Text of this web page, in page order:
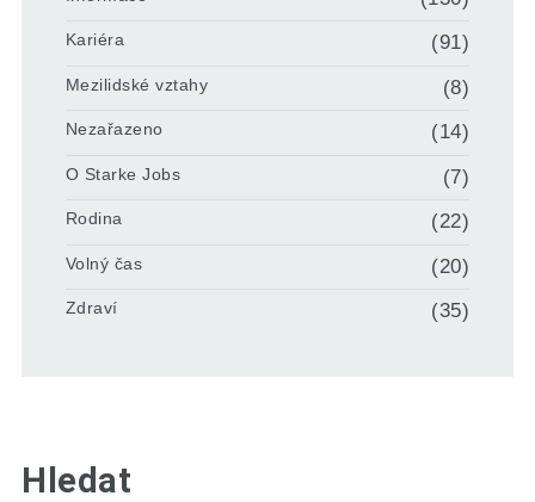
Kariéra (91)
Mezilidské vztahy (8)
Nezařazeno (14)
O Starke Jobs (7)
Rodina (22)
Volný čas (20)
Zdraví (35)
Hledat